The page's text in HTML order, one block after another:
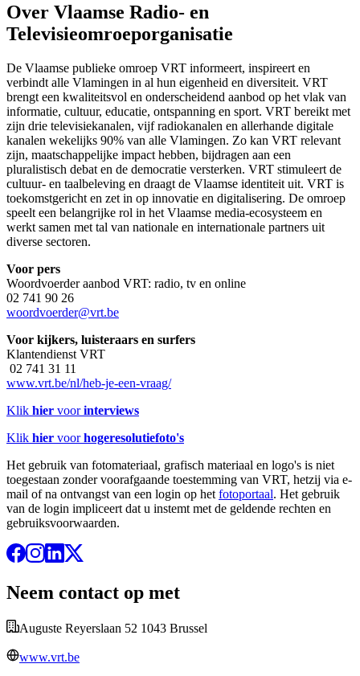
Over Vlaamse Radio- en
Televisieomroeporganisatie
De Vlaamse publieke omroep VRT informeert, inspireert en
verbindt alle Vlamingen in al hun eigenheid en diversiteit. VRT
brengt een kwaliteitsvol en onderscheidend aanbod op het vlak van
informatie, cultuur, educatie, ontspanning en sport. VRT bereikt met
zijn drie televisiekanalen, vijf radiokanalen en allerhande digitale
kanalen wekelijks 90% van alle Vlamingen. Zo kan VRT relevant
zijn, maatschappelijke impact hebben, bijdragen aan een
pluralistisch debat en de democratie versterken. VRT stimuleert de
cultuur- en taalbeleving en draagt de Vlaamse identiteit uit. VRT is
toekomstgericht en zet in op innovatie en digitalisering. De omroep
speelt een belangrijke rol in het Vlaamse media-ecosysteem en
werkt samen met tal van nationale en internationale partners uit
diverse sectoren.
Voor pers
Woordvoerder aanbod VRT: radio, tv en online
02 741 90 26
woordvoerder@vrt.be
Voor kijkers, luisteraars en surfers
Klantendienst VRT
02 741 31 11
www.vrt.be/nl/heb-je-een-vraag/
Klik hier voorinterviews
Klik hier voorhogeresolutiefoto's
Het gebruik van fotomateriaal, grafisch materiaal en logo's is niet
toegestaan zonder voorafgaande toestemming van VRT, hetzij via e-
mail of na ontvangst van een login op het fotoportaal. Het gebruik
van de login impliceert dat u instemt met de geldende rechten en
gebruiksvoorwaarden.
Neem contact op met
Auguste Reyerslaan 52 1043 Brussel
www.vrt.be